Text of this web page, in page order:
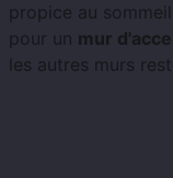
propice au
pour un mur
les autres murs